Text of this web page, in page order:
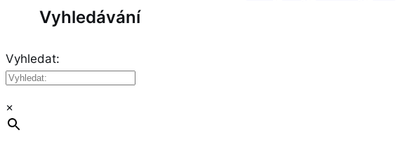
Vyhledávání
Vyhledat:
×